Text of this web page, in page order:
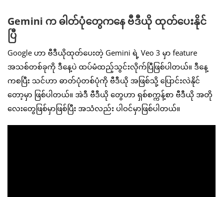
Gemini က ဓါတ်ပုံတွေကနေ ဗီဒီယို ထုတ်ပေးနိုင်
ပြီ
Google ဟာ ဗီဒီယိုထုတ်ပေးတဲ့ Gemini ရဲ့ Veo 3 မှာ feature
အသစ်တစ်ခုကို ဒီနေ့ပဲ ထပ်မံထည့်သွင်းလိုက်ပြီဖြစ်ပါတယ်။ ဒီနေ့
ကစပြီး သင်ဟာ ဓာတ်ပုံတစ်ပုံကို ဗီဒီယို အဖြစ်သို့ ပြောင်းလဲနိုင်
တော့မှာ ဖြစ်ပါတယ်။ အဲဒီ ဗီဒီယို တွေဟာ ရှစ်စက္ကန့်စာ ဗီဒီယို အတို
လေးတွေဖြစ်မှာဖြစ်ပြီး အသံလည်း ပါဝင်မှာဖြစ်ပါတယ်။